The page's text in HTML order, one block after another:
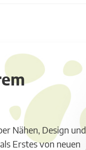
Nähen, Design und
Erstes von neuen